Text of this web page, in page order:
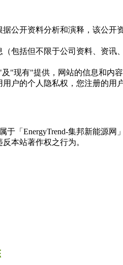
据公开资料分析和演释，该公
（包括但不限于公司资料、资
"现有"提供，网站的信息和内
用户的个人隐私权，您注册的
于「EnergyTrend-集邦新能
本站著作权之行为。